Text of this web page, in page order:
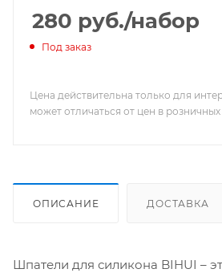
280 руб./набор
Под заказ
Цена действительна только для
может отличаться от цен в розничных
ОПИСАНИЕ ДОСТАВКА
Шпатели для силикона BIHUI –